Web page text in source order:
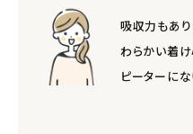
吸収力もあり
わらかい着
ピーターにな